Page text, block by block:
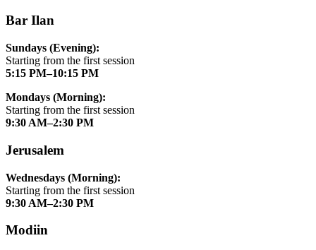
Bar Ilan
Sundays (Evening):
Starting from the first session
5:15 PM–10:15 PM
Mondays (Morning):
Starting from the first session
9:30 AM–2:30 PM
Jerusalem
Wednesdays (Morning):
Starting from the first session
9:30 AM–2:30 PM
Modiin